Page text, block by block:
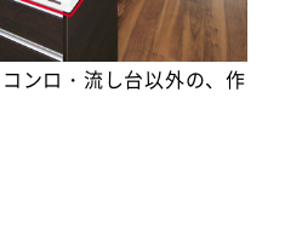
ンロ・流し台以外の、作